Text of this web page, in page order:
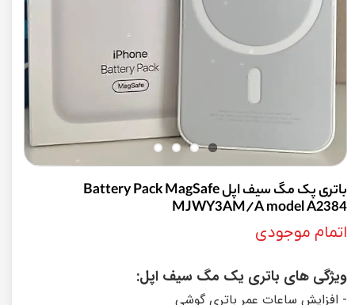
باتری پک مگ سیف اپل Battery Pack MagSafe
MJWY3AM/A model A2384
اتمام موجودی
ویژگی های باتری یک مگ سیف اپل:
- افزایش ساعات عمر باتری گوشی